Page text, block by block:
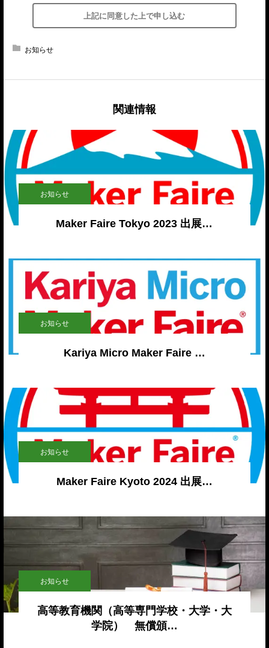
上記に同意した上で申し込む
お知らせ
関連情報
お知らせ
Maker Faire Tokyo 2023 出展…
お知らせ
Kariya Micro Maker Faire …
お知らせ
Maker Faire Kyoto 2024 出展…
お知らせ
高等教育機関（高等専門学校・大学・大
学院） 無償頒…